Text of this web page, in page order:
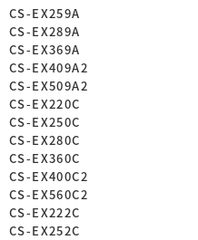
CS-EX259A
CS-EX289A
CS-EX369A
CS-EX409A2
CS-EX509A2
CS-EX220C
CS-EX250C
CS-EX280C
CS-EX360C
CS-EX400C2
CS-EX560C2
CS-EX222C
CS-EX252C